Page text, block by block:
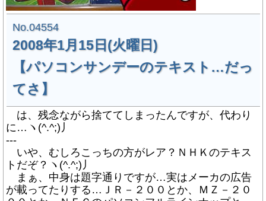
No.04554
2008年1月15日(火曜日)
【パソコンサンデーのテキスト…だっ
てさ】
は、残念ながら捨ててしまったんですが、代わり
に…ヽ(^.^;)丿
---
いや、むしろこっちの方がレア？ＮＨＫのテキス
トだぞ？ヽ(^.^;)丿
まぁ、中身は題字通りですが…実はメーカの広告
が載ってたりする…ＪＲ－２００とか、ＭＺ－２０